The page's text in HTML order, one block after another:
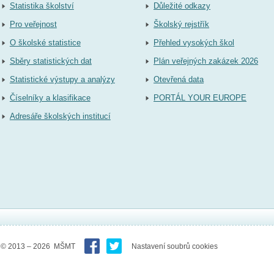
Statistika školství
Pro veřejnost
O školské statistice
Sběry statistických dat
Statistické výstupy a analýzy
Číselníky a klasifikace
Adresáře školských institucí
Důležité odkazy
Školský rejstřík
Přehled vysokých škol
Plán veřejných zakázek 2026
Otevřená data
PORTÁL YOUR EUROPE
© 2013 – 2026 MŠMT Nastavení soubrů cookies